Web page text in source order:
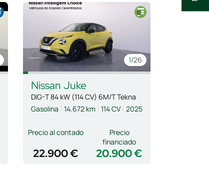
1/26
Nissan Juke
DIG-T 84 kW (114 CV) 6M/T Tekna
Gasolina
14.672 km 114 CV 2025
Precio al contado
22.900 € 20.900 €
Precio
financiado